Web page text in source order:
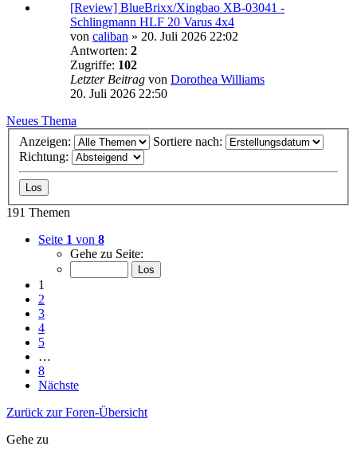
[Review] BlueBrixx/Xingbao XB-03041 -
Schlingmann HLF 20 Varus 4x4
von caliban » 20. Juli 2026 22:02
Antworten: 2
Zugriffe: 102
Letzter Beitrag von Dorothea Williams
20. Juli 2026 22:50
Neues Thema
Anzeigen:
Sortiere nach:
Richtung:
191 Themen
Seite 1 von 8
Gehe zu Seite:
1
2
3
4
5
…
8
Nächste
Zurück zur Foren-Übersicht
Gehe zu